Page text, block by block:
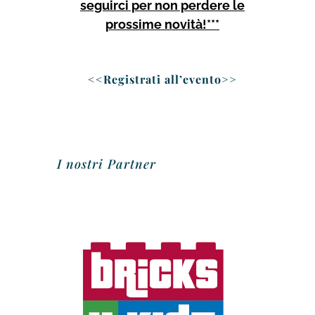
seguirci per non perdere le
prossime novità!***
<<Registrati all’evento>>
I nostri Partner